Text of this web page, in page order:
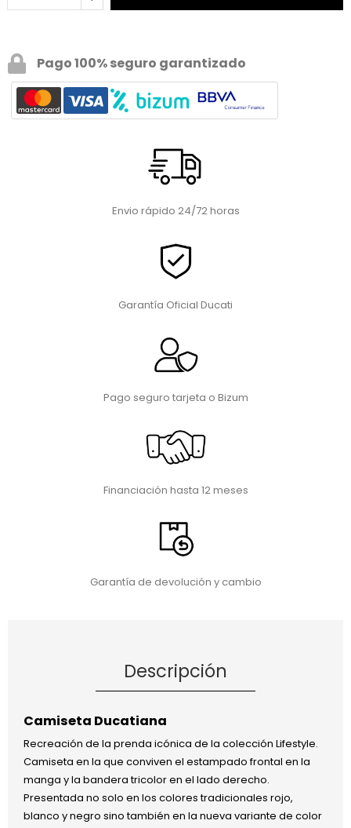
Pago 100% seguro garantizado
Envio rápido 24/72 horas
Garantía Oficial Ducati
Pago seguro tarjeta o Bizum
Financiación hasta 12 meses
Garantía de devolución y cambio
Descripción
Camiseta Ducatiana
Recreación de la prenda icónica de la colección Lifestyle.
Camiseta en la que conviven el estampado frontal en la
manga y la bandera tricolor en el lado derecho.
Presentada no solo en los colores tradicionales rojo,
blanco y negro sino también en la nueva variante de color